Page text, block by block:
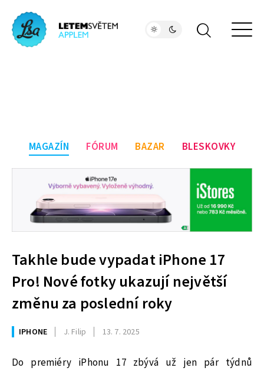
MAGAZÍN FÓRUM BAZAR BLESKOVKY
Takhle bude vypadat iPhone 17
Pro! Nové fotky ukazují největší
změnu za poslední roky
IPHONE J. Filip 13. 7. 2025
Do premiéry iPhonu 17 zbývá už jen pár týdnů